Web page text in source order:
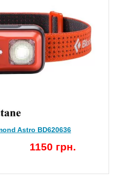
Astro BD620636
1150 грн.